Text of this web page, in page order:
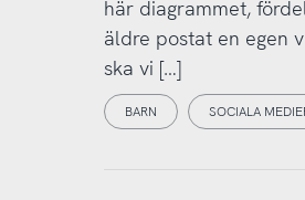
här diagrammet,
äldre postat en egen
ska vi […]
BARN SOCIALA